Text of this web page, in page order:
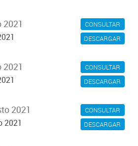
CONSULTAR
DESCARGAR
CONSULTAR
DESCARGAR
CONSULTAR
DESCARGAR
2021
2021